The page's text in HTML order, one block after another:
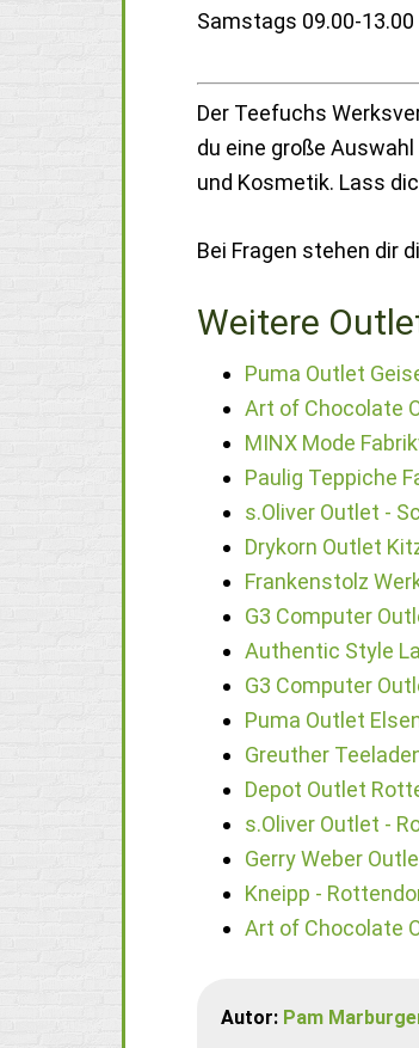
Samstags 09.00-13.00
Der Teefuchs
du eine große
und Kosmetik. Lass
Bei Fragen stehen dir
Weitere
Puma Outlet
Art of Chocolate
MINX Mode
Paulig Teppiche
s.Oliver Outlet -
Drykorn Outlet
Frankenstolz
G3 Computer
Authentic Style
G3 Computer
Puma Outlet
Greuther
Depot Outlet
s.Oliver Outlet -
Gerry Weber
Kneipp -
Art of Chocolate
Autor: Pam